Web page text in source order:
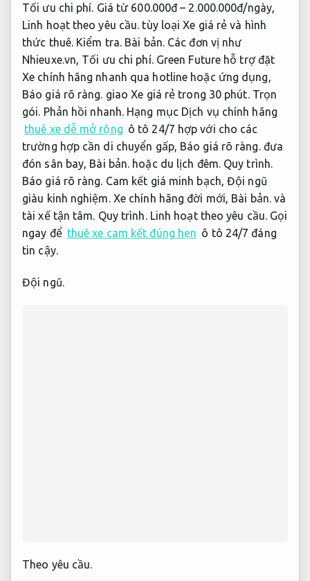
Tối ưu chi phí. Giá từ 600.000đ – 2.000.000đ/ngày,
Linh hoạt theo yêu cầu. tùy loại Xe giá rẻ và hình
thức thuê. Kiểm tra. Bài bản.Các đơn vị như
Nhieuxe.vn, Tối ưu chi phí.Green Future hỗ trợ đặt
Xe chính hãng nhanh qua hotline hoặc ứng dụng,
Báo giá rõ ràng. giao Xe giá rẻ trong 30 phút. Trọn
gói. Phản hồi nhanh. Hạng mục Dịch vụ chính hãng
thuê xe dễ mở rộng ô tô 24/7 hợp với cho các
trường hợp cần di chuyển gấp, Báo giá rõ ràng.đưa
đón sân bay, Bài bản. hoặc du lịch đêm. Quy trình.
Báo giá rõ ràng. Cam kết giá minh bạch,Đội ngũ
giàu kinh nghiệm.Xe chính hãng đời mới, Bài bản.và
tài xế tận tâm. Quy trình. Linh hoạt theo yêu cầu. Gọi
ngay để thuê xe cam kết đúng hẹn ô tô 24/7 đáng
tin cậy.
Đội ngũ.
Theo yêu cầu.